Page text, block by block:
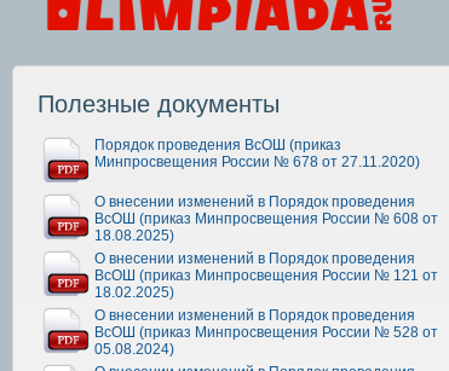
Полезные документы
Порядок проведения ВсОШ (приказ
Минпросвещения России № 678 от 27.11.2020)
О внесении изменений в Порядок проведения
ВсОШ (приказ Минпросвещения России № 608 от
18.08.2025)
О внесении изменений в Порядок проведения
ВсОШ (приказ Минпросвещения России № 121 от
18.02.2025)
О внесении изменений в Порядок проведения
ВсОШ (приказ Минпросвещения России № 528 от
05.08.2024)